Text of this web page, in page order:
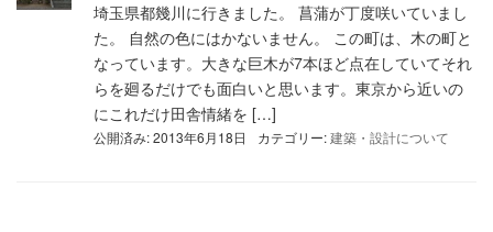
埼玉県都幾川に行きました。 菖蒲が丁度咲いていまし
た。 自然の色にはかないません。 この町は、木の町と
なっています。大きな巨木が7本ほど点在していてそれ
らを廻るだけでも面白いと思います。東京から近いの
にこれだけ田舎情緒を […]
公開済み: 2013年6月18日 カテゴリー:建築・設計について